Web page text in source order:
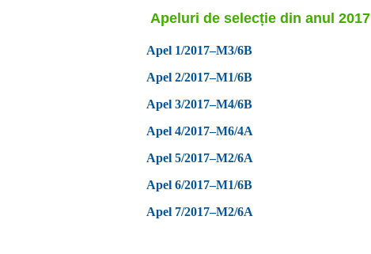
Apeluri de selecție din anul 2017
Apel 1/2017–M3/6B
Apel 2/2017–M1/6B
Apel 3/2017–M4/6B
Apel 4/2017–M6/4A
Apel 5/2017–M2/6A
Apel 6/2017–M1/6B
Apel 7/2017–M2/6A